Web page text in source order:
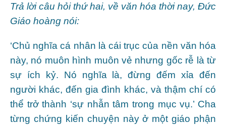
Trả lời câu hỏi thứ hai, về văn hóa thời nay, Đức
Giáo hoàng nói:
‘Chủ nghĩa cá nhân là cái trục của nền văn hóa
này, nó muôn hình muôn vẻ nhưng gốc rễ là từ
sự ích kỷ. Nó nghĩa là, đừng đếm xỉa đến
người khác, đến gia đình khác, và thậm chí có
thể trở thành ‘sự nhẫn tâm trong mục vụ.’ Cha
từng chứng kiến chuyện này ở một giáo phận